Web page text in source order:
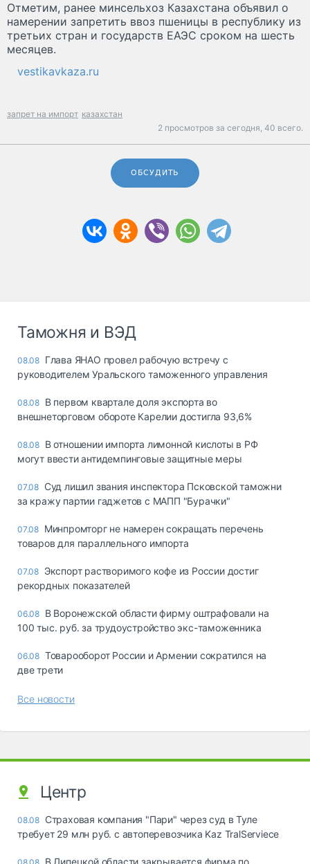
Отметим, ранее минсельхоз Казахстана объявил о
намерении запретить ввоз пшеницы в республику из
третьих стран и государств ЕАЭС сроком на шесть
месяцев.
vestikavkaza.ru
запрет на импорт казахстан
2 просмотров за сегодня, 40 всего.
ОБСУДИТЬ
Таможня и ВЭД
08.08 Глава ЯНАО провел рабочую встречу с
руководителем Уральского таможенного управления
08.08 В первом квартале доля экспорта во
внешнеторговом обороте Карелии достигла 93,6%
08.08 В отношении импорта лимонной кислоты в РФ
могут ввести антидемпинговые защитные меры
07.08 Суд лишил звания инспектора Псковской таможни
за кражу партии гаджетов с МАПП "Бурачки"
07.08 Минпромторг не намерен сокращать перечень
товаров для параллельного импорта
07.08 Экспорт растворимого кофе из России достиг
рекордных показателей
06.08 В Воронежской области фирму оштрафовали на
100 тыс. руб. за трудоустройство экс-таможенника
06.08 Товарооборот России и Армении сократился на
две трети
Все новости
Центр
08.08 Страховая компания "Пари" через суд в Туле
требует 29 млн руб. с автоперевозчика Kaz TralServiece
В Липецкой области закрывается фирма по